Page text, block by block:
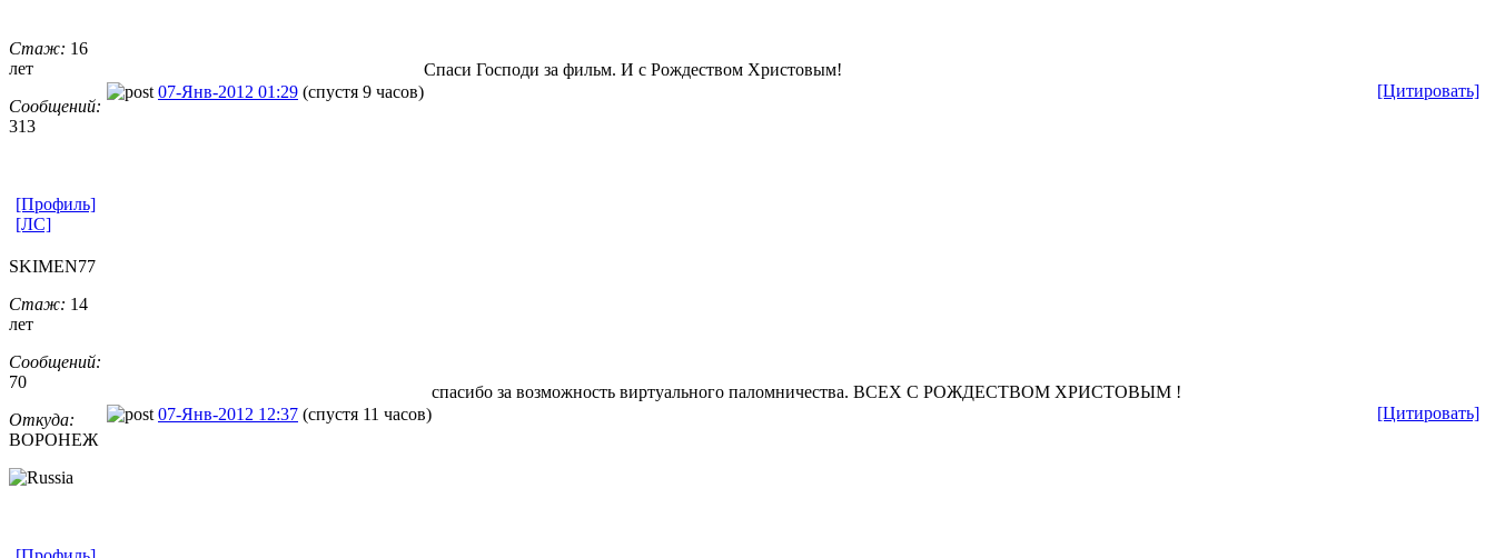
Стаж: 16
лет
Сообщений:
313
07-Янв-2012 01:29 (спустя 9 часов) [Цитировать]
Спаси Господи за фильм. И с Рождеством Христовым!
[Профиль]
[ЛС]
SKIMEN77
Стаж: 14
лет
Сообщений:
70
Откуда:
ВОРОНЕЖ
07-Янв-2012 12:37 (спустя 11 часов) [Цитировать]
спасибо за возможность виртуального паломничества. ВСЕХ С РОЖДЕСТВОМ ХРИСТОВЫМ !